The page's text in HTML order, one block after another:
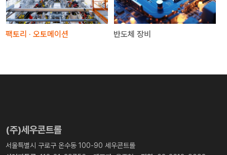
팩토리 · 오토메이션 반도체 장비
(주)세우콘트롤
서울특별시 구로구 온수동 100-90 세우콘트롤